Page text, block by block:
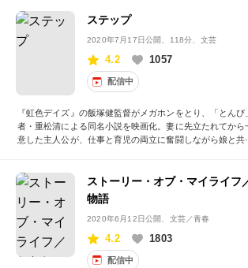
ステップ
2020年7月17日公開、118分、文芸
4.2 1057
配信中
『虹色デイズ』の飯塚健監督がメガホンをとり、「とん
者・重松清による同名小説を映画化。妻に先立たれてか
意した主人公が、仕事と育児の両立に奮闘しながら娘と共
ストーリー・オブ・マイライフ
物語
2020年6月12日公開 、文芸／青春
4.2 1803
配信中